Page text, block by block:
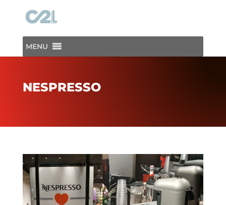
MENU
NESPRESSO